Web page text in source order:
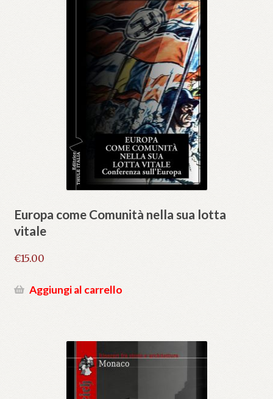
Europa come Comunità nella sua lotta
vitale
€15.00
Aggiungi al carrello